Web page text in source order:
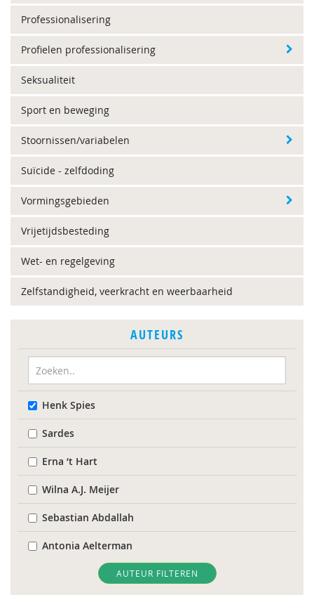
Professionalisering
Profielen professionalisering
Seksualiteit
Sport en beweging
Stoornissen/variabelen
Suïcide - zelfdoding
Vormingsgebieden
Vrijetijdsbesteding
Wet- en regelgeving
Zelfstandigheid, veerkracht en weerbaarheid
AUTEURS
Henk Spies
Sardes
Erna ‘t Hart
Wilna A.J. Meijer
Sebastian Abdallah
Antonia Aelterman
Naïma afrarchi AUTEUR FILTEREN